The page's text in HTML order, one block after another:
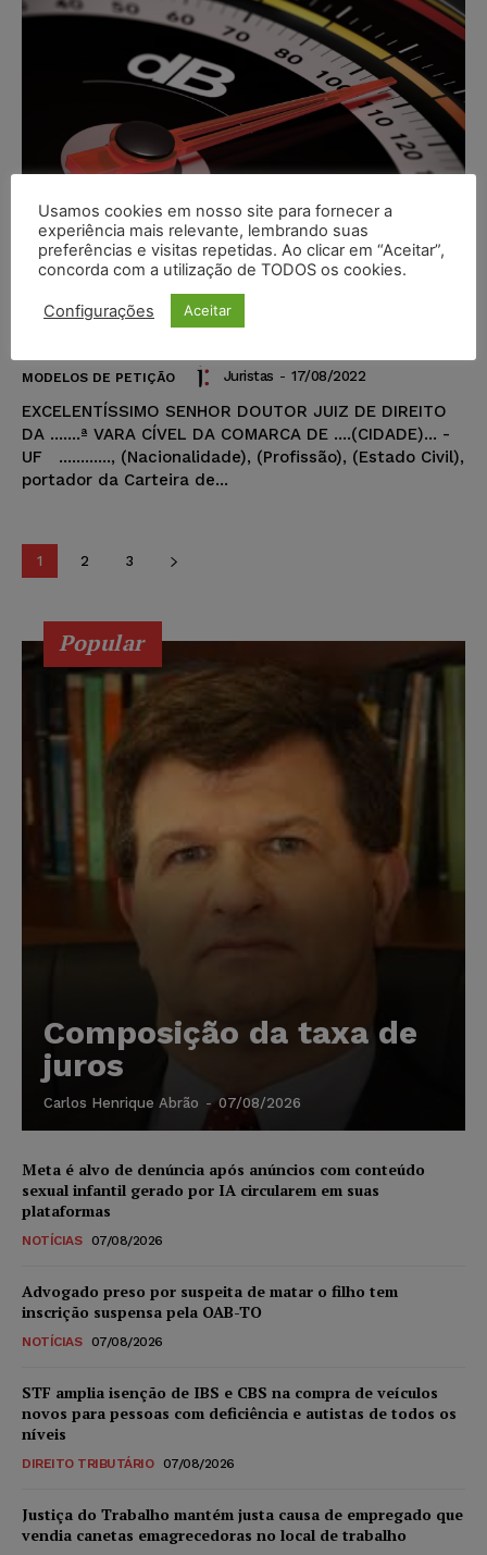
Modelo – Ação de Obrigação de
Fazer – Excesso de Barulho – Salão
de Festas – Condomínio
MODELOS DE PETIÇÃO Juristas - 17/08/2022
EXCELENTÍSSIMO SENHOR DOUTOR JUIZ DE DIREITO
DA .......ª VARA CÍVEL DA COMARCA DE ....(CIDADE)... -
UF ............, (Nacionalidade), (Profissão), (Estado Civil),
portador da Carteira de...
1 2 3
Popular
Composição da taxa de
juros
Carlos Henrique Abrão - 07/08/2026
Meta é alvo de denúncia após anúncios com conteúdo
sexual infantil gerado por IA circularem em suas
plataformas
NOTÍCIAS 07/08/2026
Advogado preso por suspeita de matar o filho tem
inscrição suspensa pela OAB-TO
NOTÍCIAS 07/08/2026
STF amplia isenção de IBS e CBS na compra de veículos
novos para pessoas com deficiência e autistas de todos os
níveis
DIREITO TRIBUTÁRIO 07/08/2026
Justiça do Trabalho mantém justa causa de empregado que
vendia canetas emagrecedoras no local de trabalho
Usamos cookies em nosso site para fornecer a
experiência mais relevante, lembrando suas
preferências e visitas repetidas. Ao clicar em “Aceitar”,
concorda com a utilização de TODOS os cookies.
Configurações Aceitar